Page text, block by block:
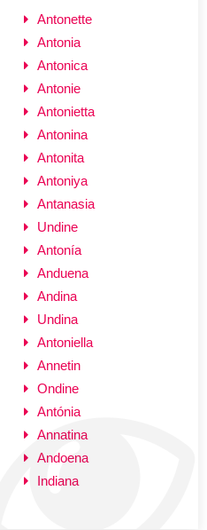
Antonette
Antonia
Antonica
Antonie
Antonietta
Antonina
Antonita
Antoniya
Antanasia
Undine
Antonía
Anduena
Andina
Undina
Antoniella
Annetin
Ondine
Antónia
Annatina
Andoena
Indiana